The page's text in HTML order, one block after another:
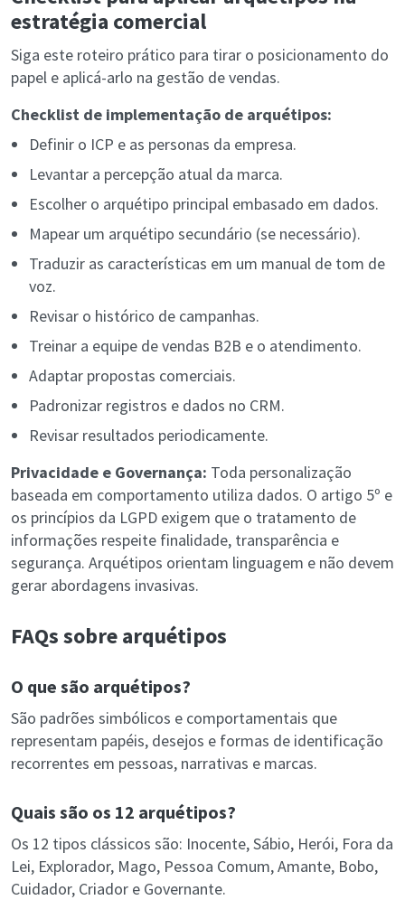
estratégia comercial
Siga este roteiro prático para tirar o posicionamento do
papel e aplicá-arlo na gestão de vendas.
Checklist de implementação de arquétipos:
Definir o ICP e as personas da empresa.
Levantar a percepção atual da marca.
Escolher o arquétipo principal embasado em dados.
Mapear um arquétipo secundário (se necessário).
Traduzir as características em um manual de tom de
voz.
Revisar o histórico de campanhas.
Treinar a equipe de vendas B2B e o atendimento.
Adaptar propostas comerciais.
Padronizar registros e dados no CRM.
Revisar resultados periodicamente.
Privacidade e Governança: Toda personalização
baseada em comportamento utiliza dados. O artigo 5º e
os princípios da LGPD exigem que o tratamento de
informações respeite finalidade, transparência e
segurança. Arquétipos orientam linguagem e não devem
gerar abordagens invasivas.
FAQs sobre arquétipos
O que são arquétipos?
São padrões simbólicos e comportamentais que
representam papéis, desejos e formas de identificação
recorrentes em pessoas, narrativas e marcas.
Quais são os 12 arquétipos?
Os 12 tipos clássicos são: Inocente, Sábio, Herói, Fora da
Lei, Explorador, Mago, Pessoa Comum, Amante, Bobo,
Cuidador, Criador e Governante.